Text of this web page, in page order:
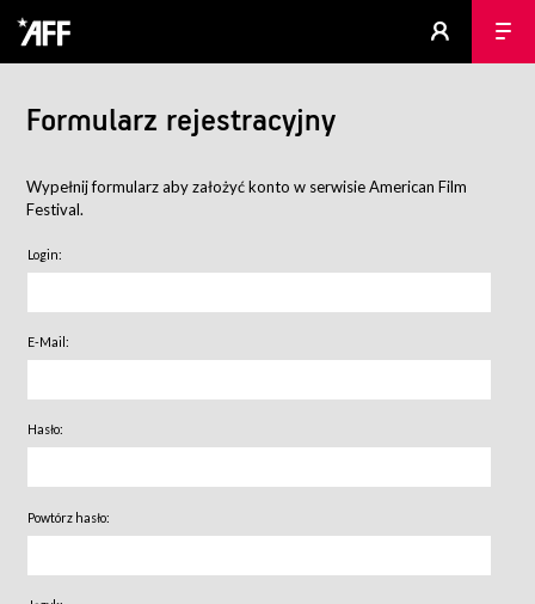
Formularz rejestracyjny
Wypełnij formularz aby założyć konto w serwisie American Film
Festival.
Login:
E-Mail:
Hasło:
Powtórz hasło: